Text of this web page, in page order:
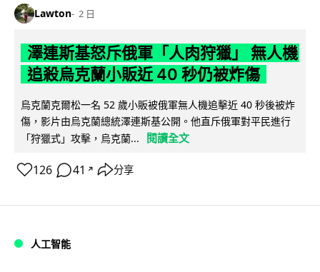
Lawton 2 日
澤連斯基怒斥俄軍「人肉狩獵」 無人機
追殺烏克蘭小販近 40 秒仍被炸傷
烏克蘭克爾松一名 52 歲小販被俄軍無人機追擊近 40 秒後被炸
傷，影片由烏克蘭總統澤連斯基公開。他直斥俄軍對平民進行
「狩獵式」攻擊，烏克蘭...
閱讀全文
126 41 ↗ 分享
人工智能